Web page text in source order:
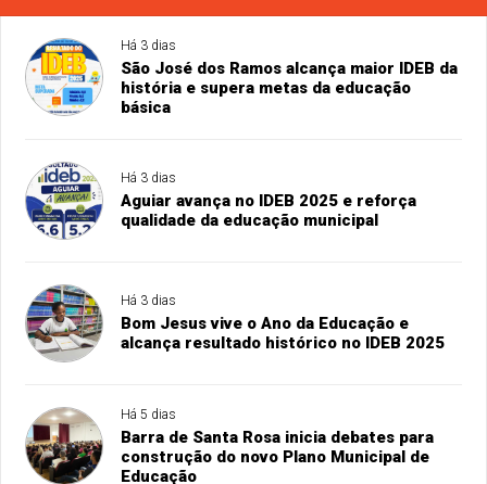
Há 3 dias
São José dos Ramos alcança maior IDEB da
história e supera metas da educação
básica
Há 3 dias
Aguiar avança no IDEB 2025 e reforça
qualidade da educação municipal
Há 3 dias
Bom Jesus vive o Ano da Educação e
alcança resultado histórico no IDEB 2025
Há 5 dias
Barra de Santa Rosa inicia debates para
construção do novo Plano Municipal de
Educação